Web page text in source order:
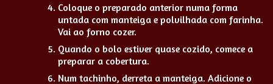
Coloque o preparado anterior numa forma
untada com manteiga e polvilhada com farinha.
Vai ao forno cozer.
Quando o bolo estiver quase cozido, comece a
preparar a cobertura.
Num tachinho, derreta a manteiga. Adicione o